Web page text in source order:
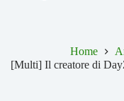
Home
[Multi] Il creatore di